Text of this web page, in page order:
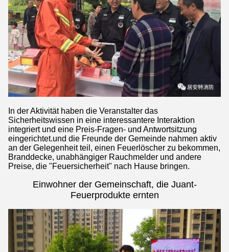
In der Aktivität haben die Veranstalter das
Sicherheitswissen in eine interessantere Interaktion
integriert und eine Preis-Fragen- und Antwortsitzung
eingerichtet.und die Freunde der Gemeinde nahmen aktiv
an der Gelegenheit teil, einen Feuerlöscher zu bekommen,
Branddecke, unabhängiger Rauchmelder und andere
Preise, die "Feuersicherheit" nach Hause bringen.
Einwohner der Gemeinschaft, die Juant-
Feuerprodukte ernten